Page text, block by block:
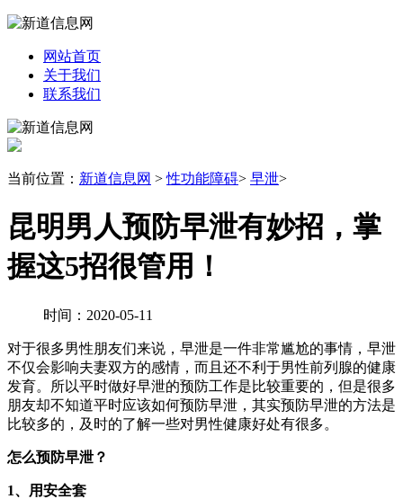
网站首页
关于我们
联系我们
当前位置： 新道信息网 >性功能障碍> 早泄>
昆明男人预防早泄有妙招，掌
握这5招很管用！
时间：2020-05-11
对于很多男性朋友们来说，早泄是一件非常尴尬的事情，早泄
不仅会影响夫妻双方的感情，而且还不利于男性前列腺的健康
发育。所以平时做好早泄的预防工作是比较重要的，但是很多
朋友却不知道平时应该如何预防早泄，其实预防早泄的方法是
比较多的，及时的了解一些对男性健康好处有很多。
怎么预防早泄？
1、用安全套